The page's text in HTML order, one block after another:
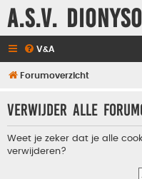
A.S.V.
V&A
Forumoverzicht
Verwijder alle
Weet je zeker dat je alle
verwijderen?